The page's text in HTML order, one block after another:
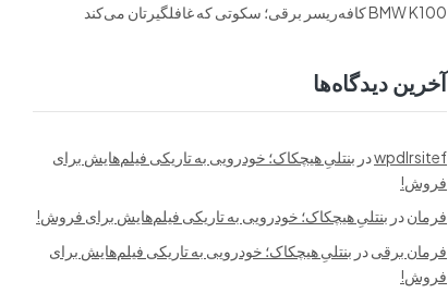
BMW K100 کافه‌ریسر برقی؛ سکوتی که غافلگیرتان می‌کند
آخرین دیدگاه‌ها
wpdlrsitefدر بنتلیِ هیچکاک؛ خودرویی به تاریکی فیلم‌هایش برای
فروش!
فرماندر بنتلیِ هیچکاک؛ خودرویی به تاریکی فیلم‌هایش برای فروش!
فرمان برقیدر بنتلیِ هیچکاک؛ خودرویی به تاریکی فیلم‌هایش برای
فروش!